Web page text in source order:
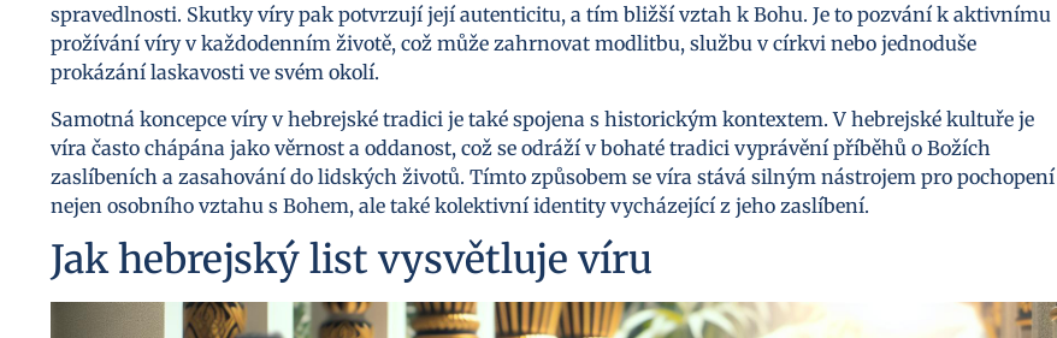
spravedlnosti. Skutky víry pak potvrzují její autenticitu, a tím bližší vztah k Bohu. Je to pozvání k aktivnímu
prožívání víry v každodenním životě, což může zahrnovat modlitbu, službu v církvi nebo jednoduše
prokázání laskavosti ve svém okolí.
Samotná koncepce víry v hebrejské tradici je také spojena s historickým kontextem. V hebrejské kultuře je
víra často chápána jako věrnost a oddanost, což se odráží v bohaté tradici vyprávění příběhů o Božích
zaslíbeních a zasahování do lidských životů. Tímto způsobem se víra stává silným nástrojem pro pochopení
nejen osobního vztahu s Bohem, ale také kolektivní identity vycházející z jeho zaslíbení.
Jak hebrejský list vysvětluje víru